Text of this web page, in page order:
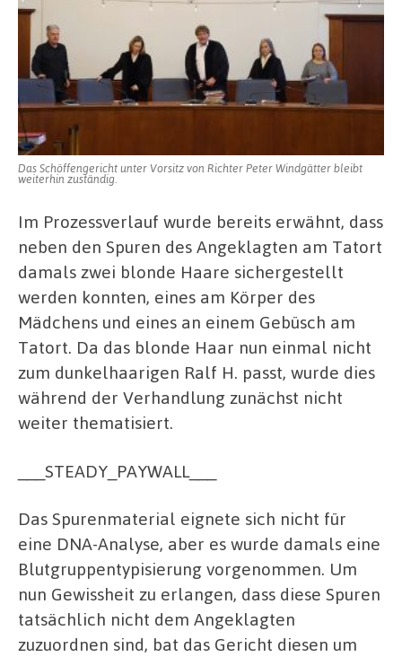
Das Schöffengericht unter Vorsitz von Richter Peter Windgätter bleibt
weiterhin zuständig.
Im Prozessverlauf wurde bereits erwähnt, dass
neben den Spuren des Angeklagten am Tatort
damals zwei blonde Haare sichergestellt
werden konnten, eines am Körper des
Mädchens und eines an einem Gebüsch am
Tatort. Da das blonde Haar nun einmal nicht
zum dunkelhaarigen Ralf H. passt, wurde dies
während der Verhandlung zunächst nicht
weiter thematisiert.
___STEADY_PAYWALL___
Das Spurenmaterial eignete sich nicht für
eine DNA-Analyse, aber es wurde damals eine
Blutgruppentypisierung vorgenommen. Um
nun Gewissheit zu erlangen, dass diese Spuren
tatsächlich nicht dem Angeklagten
zuzuordnen sind, bat das Gericht diesen um